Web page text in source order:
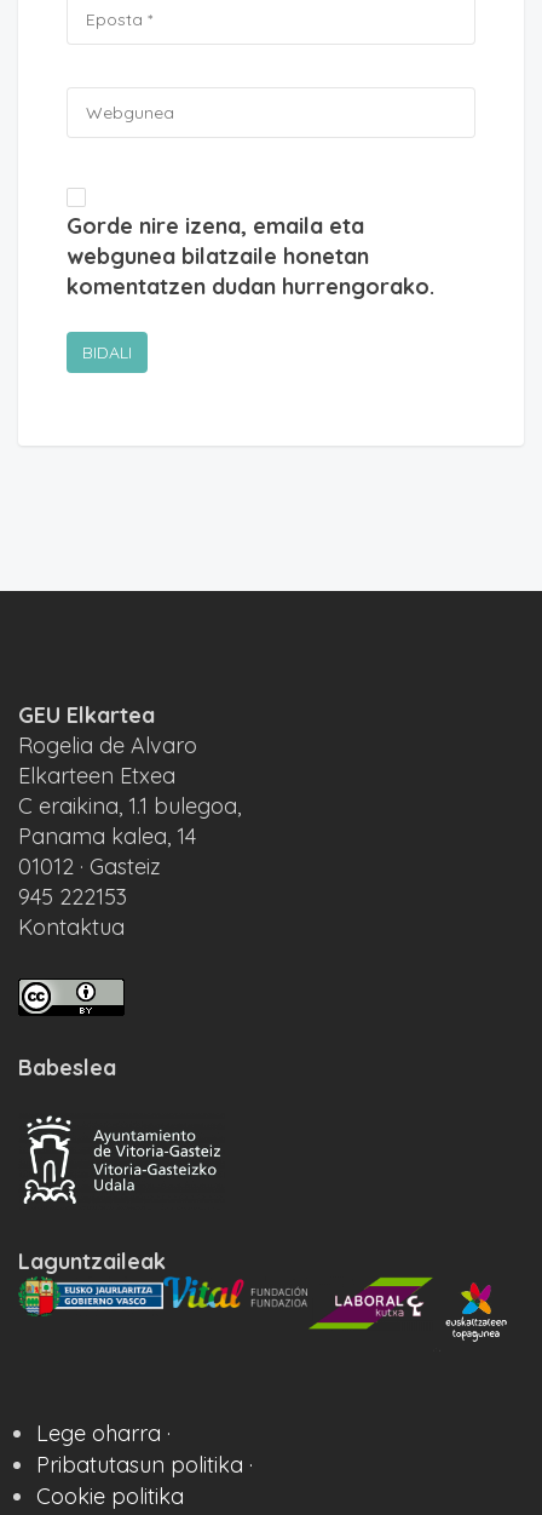
Gorde nire izena, emaila eta
webgunea bilatzaile honetan
komentatzen dudan hurrengorako.
GEU Elkartea
Rogelia de Alvaro
Elkarteen Etxea
C eraikina, 1.1 bulegoa,
Panama kalea, 14
01012 · Gasteiz
945 222153
Kontaktua
Babeslea
Laguntzaileak
Lege oharra ·
Pribatutasun politika ·
Cookie politika